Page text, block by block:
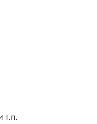
т.п.